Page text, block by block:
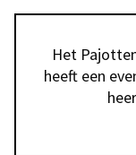
Het
heeft een